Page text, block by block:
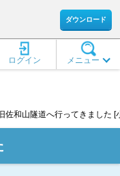
ダウンロード
メニュー
ログイン
旧佐和山隧道へ行ってきました [